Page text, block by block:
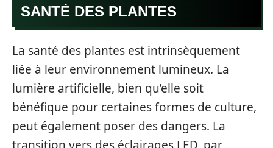
SANTÉ DES PLANTES
La santé des plantes est intrinsèquement
liée à leur environnement lumineux. La
lumière artificielle, bien qu’elle soit
bénéfique pour certaines formes de culture,
peut également poser des dangers. La
transition vers des éclairages LED, par